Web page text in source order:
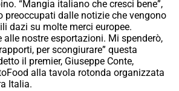
“Mangia italiano che cresci bene”,
preoccupati dalle notizie che vengono
dazi su molte merci europee.
alle nostre esportazioni. Mi spenderò,
per scongiurare” questa
il premier, Giuseppe Conte,
alla tavola rotonda organizzata
Italia.